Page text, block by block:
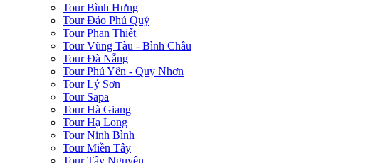
Tour Bình Hưng
Tour Đảo Phú Quý
Tour Phan Thiết
Tour Vũng Tàu - Bình Châu
Tour Đà Nẵng
Tour Phú Yên - Quy Nhơn
Tour Lý Sơn
Tour Sapa
Tour Hà Giang
Tour Hạ Long
Tour Ninh Bình
Tour Miền Tây
Tour Tây Nguyên